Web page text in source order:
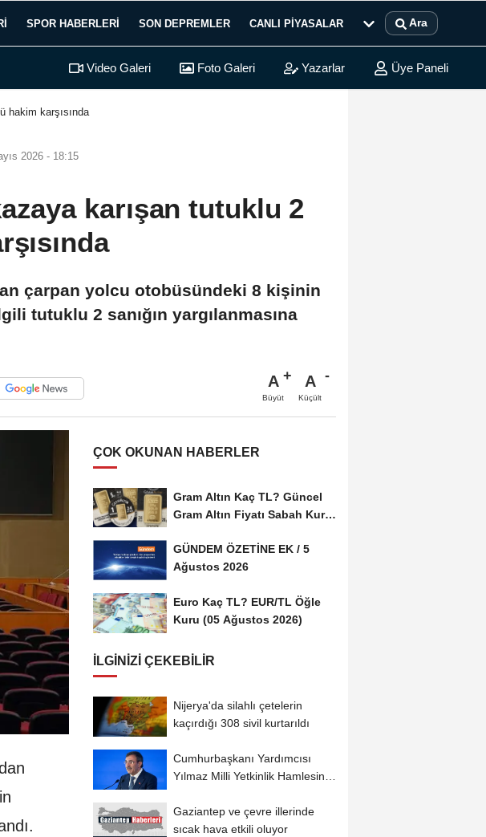
SPOR HABERLERI SON DEPREMLER CANLI PIYASALAR Ara
Video Galeri Foto Galeri Yazarlar Üye Paneli
hakim karşısında
2026 - 18:15
karışan tutuklu 2
çarpan yolcu otobüsündeki 8 kişinin
tutuklu 2 sanığın yargılanmasına
A
Büyüt
A
Küçült
ÇOK OKUNAN HABERLER
Gram Altın Kaç TL? Güncel
Gram Altın Fiyatı Sabah Kuru
GÜNDEM ÖZETİNE EK / 5
Ağustos 2026
Euro Kaç TL? EUR/TL Öğle
Kuru (05 Ağustos 2026)
İLGINIZI ÇEKEBILIR
Nijerya'da silahlı çetelerin
kaçırdığı 308 sivil kurtarıldı
Cumhurbaşkanı Yardımcısı
Yılmaz Milli Yetkinlik Hamlesinin
Gaziantep ve çevre illerinde
sıcak hava etkili oluyor